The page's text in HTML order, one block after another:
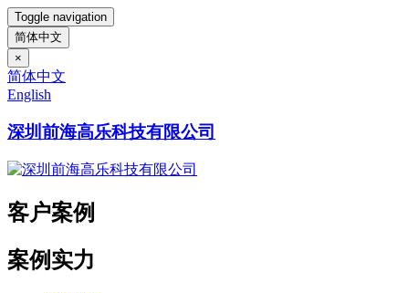
Toggle navigation
简体中文
×
简体中文
English
深圳前海高乐科技有限公司
客户案例
案例实力